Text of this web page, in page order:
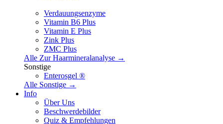
Verdauungsenzyme
Vitamin B6 Plus
Vitamin E Plus
Zink Plus
ZMC Plus
Alle Zur Haarmineralanalyse →
Sonstige
Enterosgel ®
Alle Sonstige →
Info
Über Uns
Beschwerdebilder
Quiz & Empfehlungen